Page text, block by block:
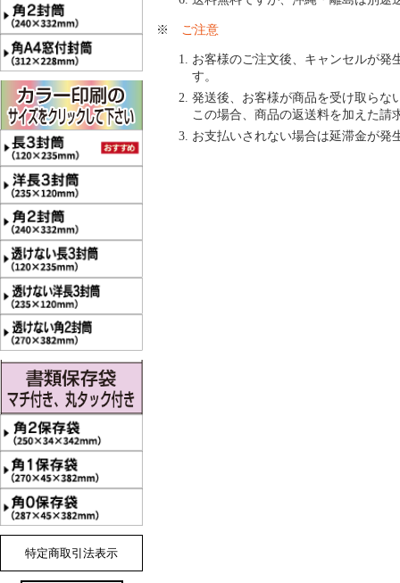
特定商取引法表示
※ ご注意
お客様のご注文後、キャンセルが発
す。
発送後、お客様が商品を受け取らな
この場合、商品の返送料を加えた請
お支払いされない場合は延滞金が発